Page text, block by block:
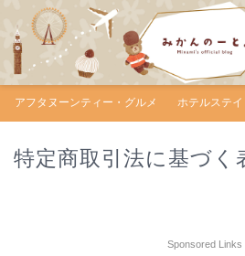
アフタヌーンティー・グルメ ホテルステイ
特定商取引法に基づく
Sponsored Links